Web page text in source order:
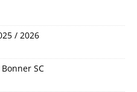
/ 2026
SC